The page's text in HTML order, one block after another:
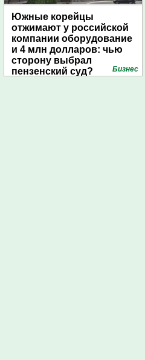
Южные корейцы
отжимают у российской
компании оборудование
и 4 млн долларов: чью
сторону выбрал
пензенский суд?
Бизнес